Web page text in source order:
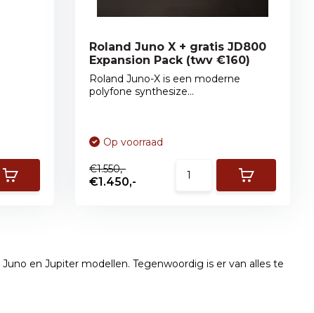
Roland Juno X + gratis JD800
Expansion Pack (twv €160)
Roland Juno-X is een moderne
polyfone synthesize...
Op voorraad
€1.550,-
€1.450,-
en Jupiter modellen. Tegenwoordig is er van alles te